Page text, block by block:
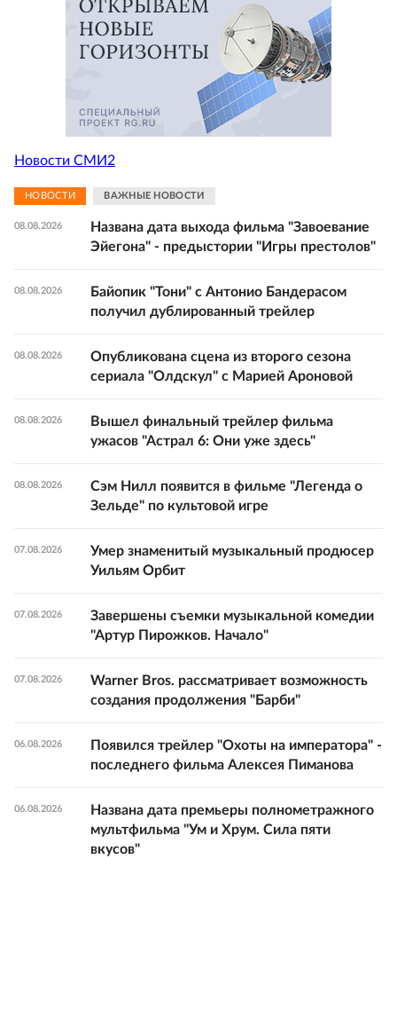
Новости СМИ2
НОВОСТИ ВАЖНЫЕ НОВОСТИ
08.08.2026
Названа дата выхода фильма "Завоевание
Эйегона" - предыстории "Игры престолов"
08.08.2026
Байопик "Тони" с Антонио Бандерасом
получил дублированный трейлер
08.08.2026
Опубликована сцена из второго сезона
сериала "Олдскул" с Марией Ароновой
08.08.2026
Вышел финальный трейлер фильма
ужасов "Астрал 6: Они уже здесь"
08.08.2026
Сэм Нилл появится в фильме "Легенда о
Зельде" по культовой игре
07.08.2026
Умер знаменитый музыкальный продюсер
Уильям Орбит
07.08.2026
Завершены съемки музыкальной комедии
"Артур Пирожков. Начало"
07.08.2026
Warner Bros. рассматривает возможность
создания продолжения "Барби"
06.08.2026
Появился трейлер "Охоты на императора" -
последнего фильма Алексея Пиманова
06.08.2026
Названа дата премьеры полнометражного
мультфильма "Ум и Хрум. Сила пяти
вкусов"